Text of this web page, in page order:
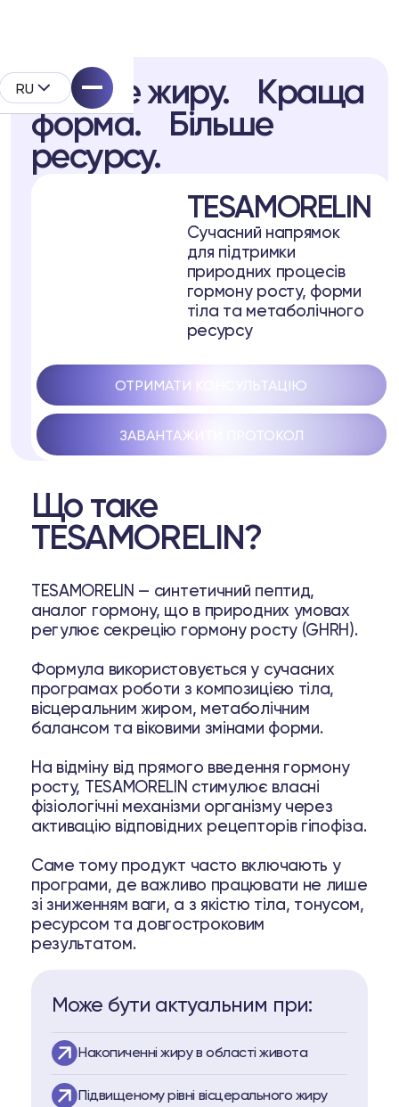
RU
Biopell
пептидам
Telegram
Менше жиру. Краща
форма. Більше
ресурсу.
TESAMORELIN
Сучасний напрямок
для підтримки
природних процесів
гормону росту, форми
тіла та метаболічного
ресурсу
ОТРИМАТИ КОНСУЛЬТАЦІЮ
ЗАВАНТАЖИТИ ПРОТОКОЛ
Що таке
TESAMORELIN?
TESAMORELIN — синтетичний пептид,
аналог гормону, що в природних умовах
регулює секрецію гормону росту (GHRH).
Формула використовується у сучасних
програмах роботи з композицією тіла,
вісцеральним жиром, метаболічним
балансом та віковими змінами форми.
На відміну від прямого введення гормону
росту, TESAMORELIN стимулює власні
фізіологічні механізми організму через
активацію відповідних рецепторів гіпофіза.
Саме тому продукт часто включають у
програми, де важливо працювати не лише
зі зниженням ваги, а з якістю тіла, тонусом,
ресурсом та довгостроковим
результатом.
Може бути актуальним при:
Накопиченні жиру в області живота
Підвищеному рівні вісцерального жиру